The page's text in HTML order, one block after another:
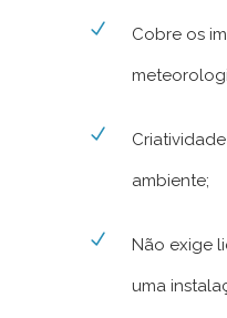
Cobre os
ambiente;
Não exige
uma